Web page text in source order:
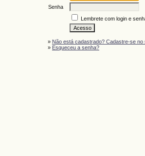
Senha
Lembrete com login e
» Não está cadastrado? Cadastre-se no
» Esqueceu a senha?